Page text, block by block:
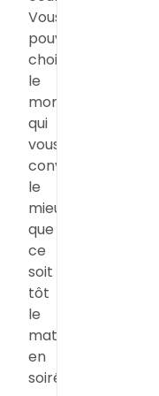
Vous
pouvez
choisir
le
moment
qui
vous
convient
le
mieux,
que
ce
soit
tôt
le
matin,
en
soirée